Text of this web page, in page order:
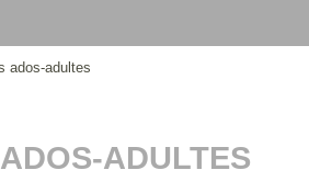
ados-adultes
ADULTES